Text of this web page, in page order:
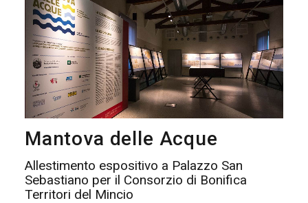
Mantova delle Acque
Allestimento espositivo a Palazzo San
Sebastiano per il Consorzio di Bonifica
Territori del Mincio